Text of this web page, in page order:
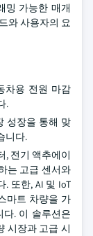
밍 가능한 매개
와 사용자의 요
차용 전원 마감
.
성장을 통해 맞
니다.
, 전기 액추에이
는 고급 센서와
. 또한, AI 및 IoT
마트 차량을 가
. 이 솔루션은
시장과 고급 시